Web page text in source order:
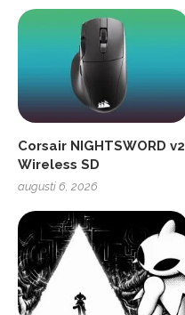
Corsair NIGHTSWORD v2
Wireless SD
augusti 6, 2026